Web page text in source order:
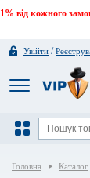
1% від кожного
Увійти /
Головна Каталог